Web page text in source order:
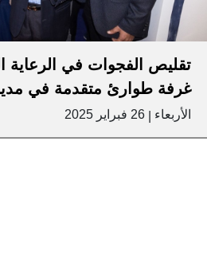
تقليص الفجوات في الرعاية
غرفة طوارئ متقدمة في
الأربعاء 26 فبراير 2025